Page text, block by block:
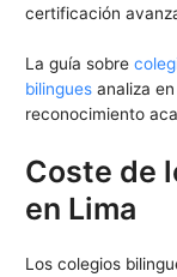
certificación
La guía sobre
bilingues analiza
reconocimiento
Coste de
en Lima
Los colegios